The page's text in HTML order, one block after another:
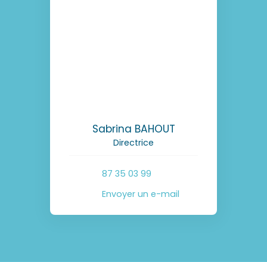
Sabrina BAHOUT
Directrice
87 35 03 99
Envoyer un e-mail